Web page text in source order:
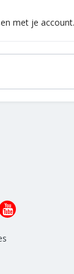
met je account.